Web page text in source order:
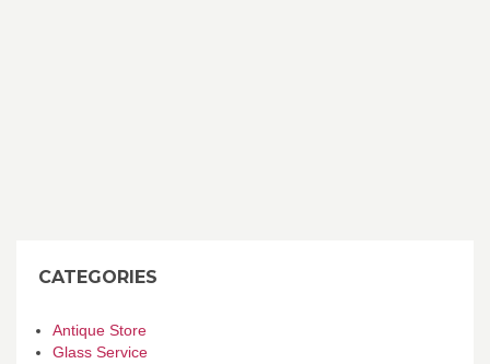
CATEGORIES
Antique Store
Glass Service